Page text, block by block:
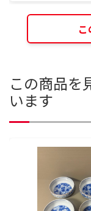
この商品を
います